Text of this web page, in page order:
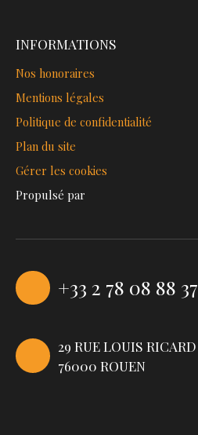
INFORMATIONS
Nos honoraires
Mentions légales
Politique de confidentialité
Plan du site
Gérer les cookies
Propulsé par
+33 2 78 08 88 37
29 RUE LOUIS RICARD
76000 ROUEN